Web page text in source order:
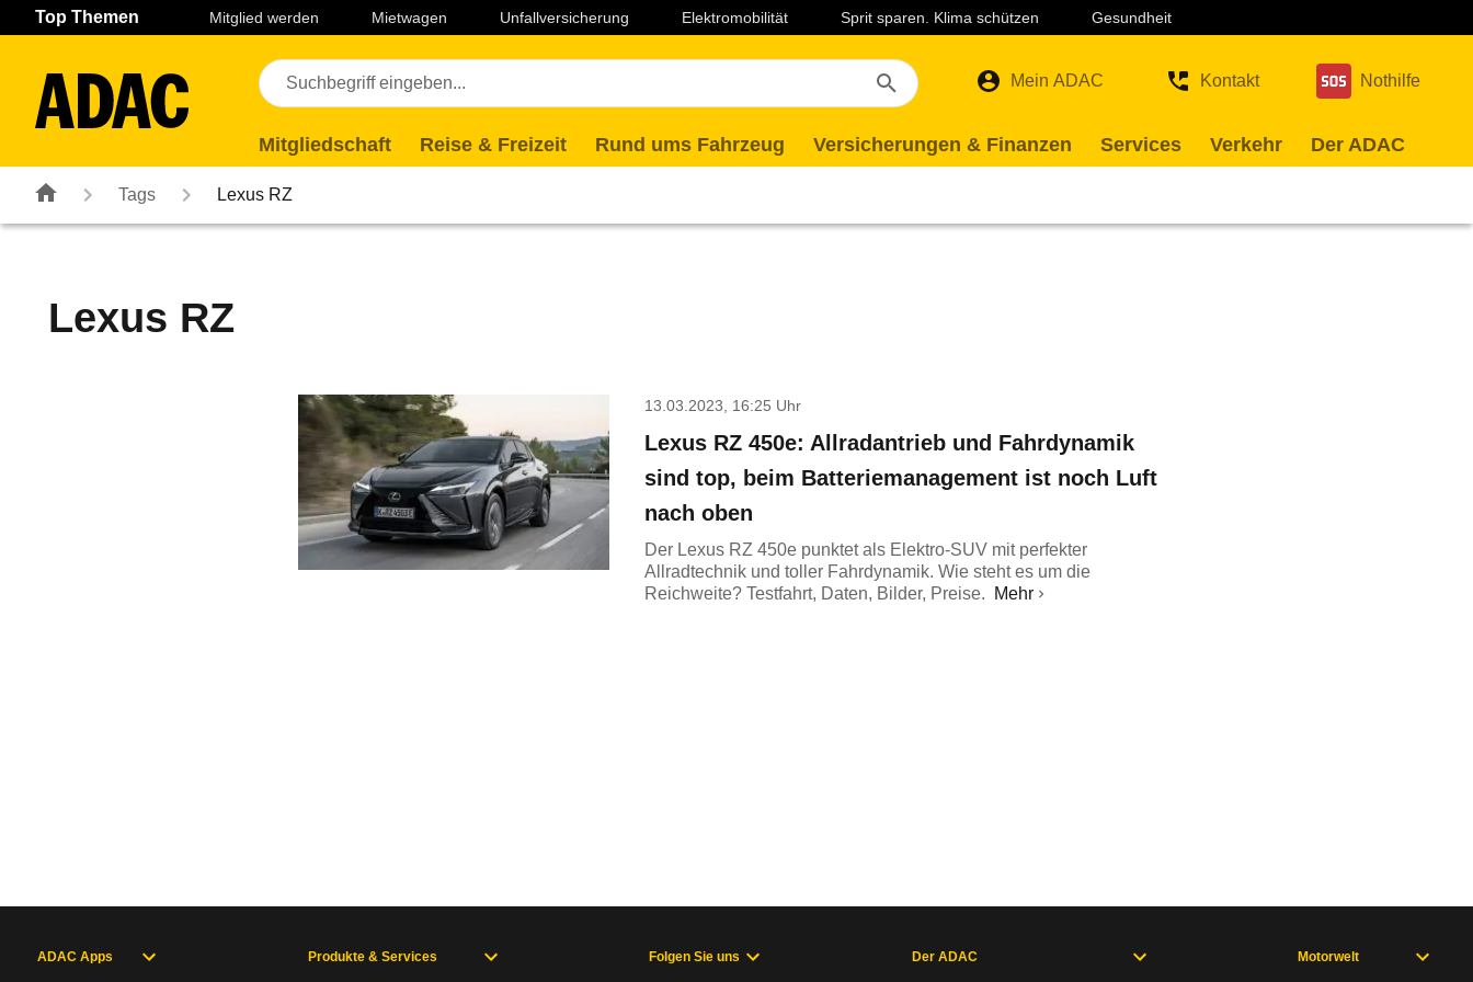
Navigation Seiteninhalt Fußzeile
Top Themen Mitglied werden Mietwagen Unfallversicherung Elektromobilität Sprit sparen. Klima schützen Gesundheit
Mein ADAC Kontakt Nothilfe
Mitgliedschaft Reise & Freizeit Rund ums Fahrzeug Versicherungen & Finanzen Services Verkehr Der ADAC
Tags Lexus RZ
Lexus RZ
13.03.2023, 16:25 Uhr
Lexus RZ 450e: Allradantrieb und Fahrdynamik
sind top, beim Batteriemanagement ist noch Luft
nach oben
Der Lexus RZ 450e punktet als Elektro-SUV mit perfekter
Allradtechnik und toller Fahrdynamik. Wie steht es um die
Reichweite? Testfahrt, Daten, Bilder, Preise.
Mehr
ADAC Apps Produkte & Services Folgen Sie uns Der ADAC Motorwelt